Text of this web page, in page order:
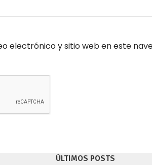
electrónico y sitio web en este
ÚLTIMOS POSTS